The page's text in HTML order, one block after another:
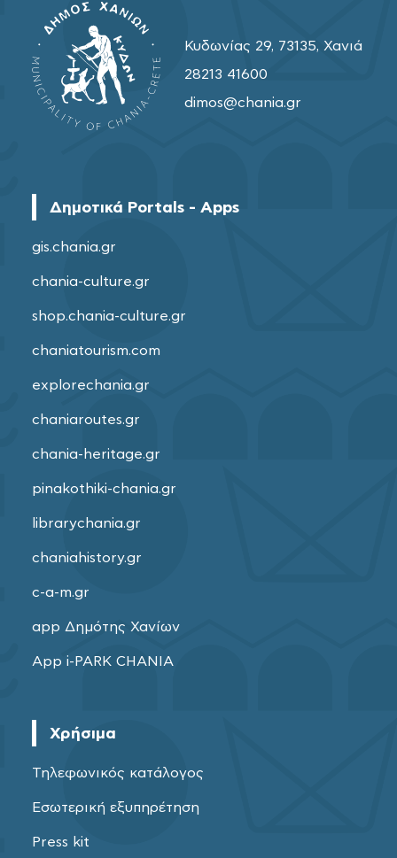
Κυδωνίας 29, 73135, Χανιά
28213 41600
dimos@chania.gr
Δημοτικά Portals - Apps
gis.chania.gr
chania-culture.gr
shop.chania-culture.gr
chaniatourism.com
explorechania.gr
chaniaroutes.gr
chania-heritage.gr
pinakothiki-chania.gr
librarychania.gr
chaniahistory.gr
c-a-m.gr
app Δημότης Χανίων
App i-PARK CHANIA
Χρήσιμα
Τηλεφωνικός κατάλογος
Εσωτερική εξυπηρέτηση
Press kit